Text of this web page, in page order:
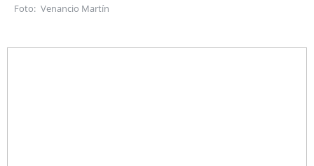
Venancio Martín